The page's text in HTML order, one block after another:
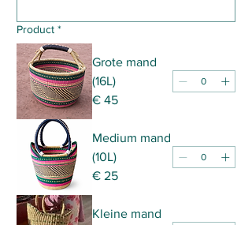
Product *
Grote mand
(16L)
€ 45
Medium mand
(10L)
€ 25
Kleine mand